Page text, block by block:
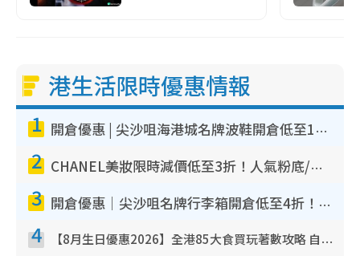
港生活限時優惠情報
1 開倉優惠 | 尖沙咀海港城名牌波鞋開倉低至1折！On鞋$899起／Joy&Peace鞋履$98起
2 CHANEL美妝限時減價低至3折！人氣粉底/唇膏/精華液低至$275！COCO香水都有平
3 開倉優惠｜尖沙咀名牌行李箱開倉低至4折！一連5日 American Tourister/ace./Hallmark $200起！
4 【8月生日優惠2026】全港85大食買玩著數攻略 自助餐/火鍋放題同行免費＋誠品/DONKI送現金券